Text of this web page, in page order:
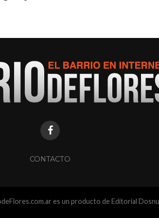
CONTACTO
es un producto de Editorial